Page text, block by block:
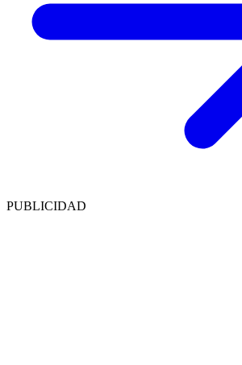
PUBLICIDAD